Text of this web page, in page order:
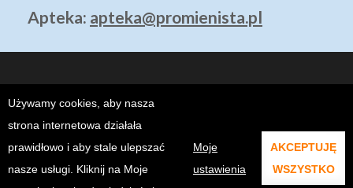
Używamy cookies, aby nasza
strona internetowa działała
prawidłowo i aby stale ulepszać
nasze usługi. Kliknij na Moje
Moje
ustawienia
AKCEPTUJĘ
WSZYSTKO
Apteka: apteka@promienista.pl
Copyright ©2026Klinika Promienista Poznań - Prywatny Szpital
ALTSEO.PL
. @2021 KLINIKA PROMIENISTA.